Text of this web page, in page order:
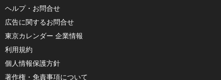
ヘルプ・お問合せ
広告に関するお問合せ
東京カレンダー 企業情報
利用規約
個人情報保護方針
著作権・免責事項について